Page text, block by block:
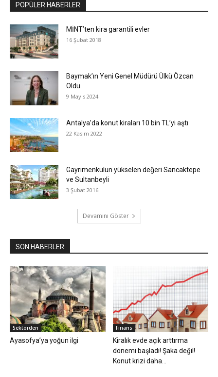
POPÜLER HABERLER
MİNT’ten kira garantili evler
16 Şubat 2018
Baymak’ın Yeni Genel Müdürü Ülkü Özcan
Oldu
9 Mayıs 2024
Antalya’da konut kiraları 10 bin TL’yi aştı
22 Kasım 2022
Gayrimenkulun yükselen değeri Sancaktepe
ve Sultanbeyli
3 Şubat 2016
Devamını Göster
SON HABERLER
Sektörden
Ayasofya’ya yoğun ilgi
Finans
Kiralık evde açık arttırma
dönemi başladı! Şaka değil!
Konut krizi daha...